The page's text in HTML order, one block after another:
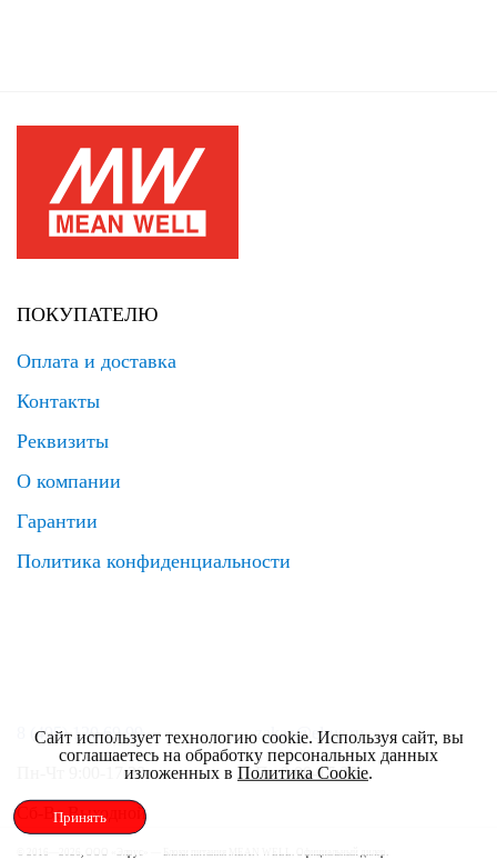
ПОКУПАТЕЛЮ
Оплата и доставка
Контакты
Реквизиты
О компании
Гарантии
Политика конфиденциальности
8 (495) 120 69 99 zakaz@elrus.ru
Пн-Чт 9:00-17:30 Пт 9:00-17:00
Сб-Вс Выходной
© 2016—2026, ООО «Элрус» — Блоки питания MEAN WELL. Официальный дилер.
Сайт использует технологию cookie. Используя сайт, вы
соглашаетесь на обработку персональных данных
изложенных в Политика Cookie.
Принять